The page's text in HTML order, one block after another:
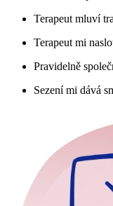
Terapeut mluví
Terapeut mi
Pravidelně
Sezení mi dává